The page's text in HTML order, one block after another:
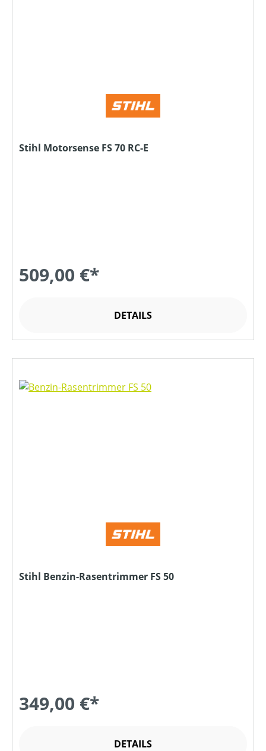
Stihl Motorsense FS 70 RC-E
509,00 €*
DETAILS
Stihl Benzin-Rasentrimmer FS 50
349,00 €*
DETAILS